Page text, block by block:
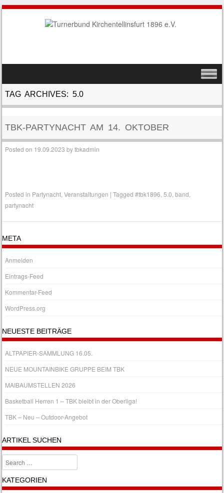
MENU
TAG ARCHIVES:5.0
TBK-PARTYNACHT AM 14. OKTOBER
Posted on 19.09.2023 bytbkadmin
Posted in Partynacht ,Veranstaltungen |Tagged#tbk1896 ,5.0 ,band
partynacht
META
Anmelden
Eintrags-Feed
Kommentar-Feed
WordPress.org
NEUESTE BEITRÄGE
ALTPAPIER-SAMMLUNG 16.05.
NEUE MOUNTAINBIKE GRUPPE BEIM TBK
MAIBAUMSTELLEN 2026
Basketball Herren 1 – TBK bleibt in der Oberliga!
TBK – Neu – Outdoor-Angebot
ARTIKEL SUCHEN
Search
KATEGORIEN